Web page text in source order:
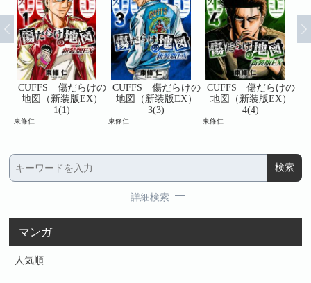
CUFFS 傷だらけの
地図（新装版EX）
1(1)
東條仁
CUFFS 傷だらけの
地図（新装版EX）
3(3)
東條仁
CUFFS 傷だらけの
地図（新装版EX）
4(4)
東條仁
詳細検索
マンガ
人気順